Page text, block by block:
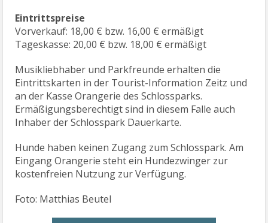
Eintrittspreise
Vorverkauf: 18,00 € bzw. 16,00 € ermäßigt
Tageskasse: 20,00 € bzw. 18,00 € ermäßigt
Musikliebhaber und Parkfreunde erhalten die
Eintrittskarten in der Tourist-Information Zeitz und
an der Kasse Orangerie des Schlossparks.
Ermäßigungsberechtigt sind in diesem Falle auch
Inhaber der Schlosspark Dauerkarte.
Hunde haben keinen Zugang zum Schlosspark. Am
Eingang Orangerie steht ein Hundezwinger zur
kostenfreien Nutzung zur Verfügung.
Foto: Matthias Beutel